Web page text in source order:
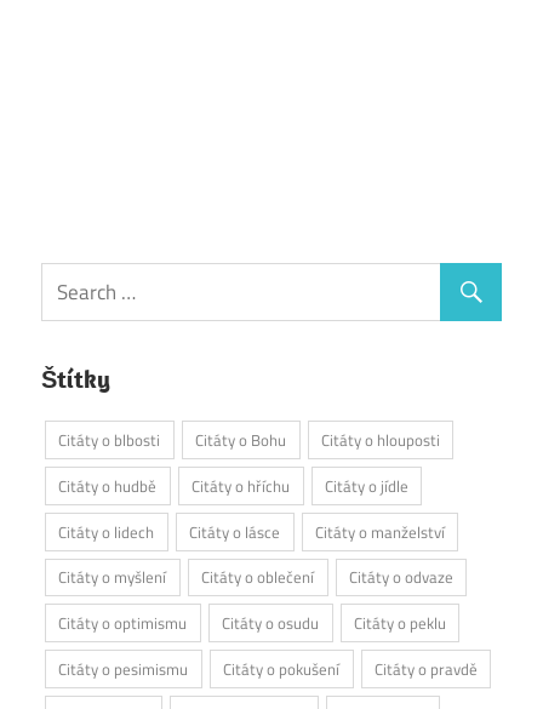
Štítky
Citáty o blbosti Citáty o Bohu
Citáty o hlouposti
Citáty o hudbě
Citáty o hříchu
Citáty o jídle
Citáty o lidech
Citáty o lásce
Citáty o manželství
Citáty o myšlení
Citáty o oblečení
Citáty o odvaze
Citáty o optimismu
Citáty o osudu
Citáty o peklu
Citáty o pesimismu
Citáty o pokušení
Citáty o pravdě